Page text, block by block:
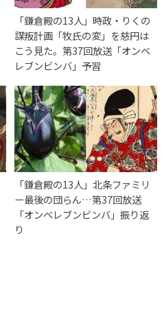
「鎌倉殿の13人」時政・りくの
謀叛計画「牧氏の変」を慈円は
こう見た。第37回放送「オンベ
レブンビンバ」予習
「鎌倉殿の13人」北条ファミリ
ー最後の団らん…第37回放送
「オンベレブンビンバ」振り返
り